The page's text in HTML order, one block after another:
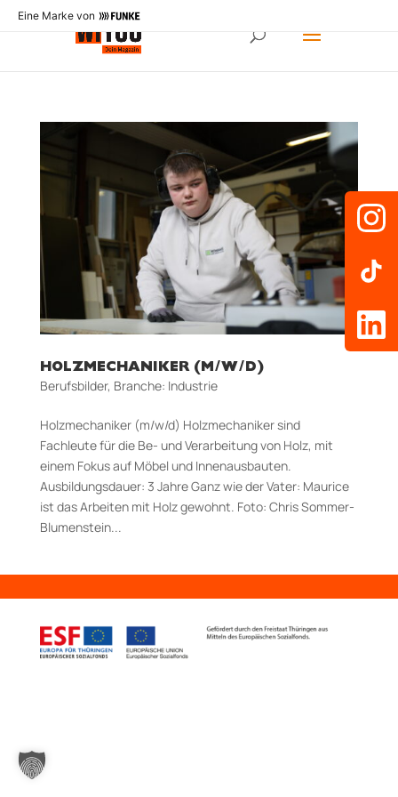
Eine Marke von
HOLZMECHANIKER (M/W/D)
Berufsbilder, Branche: Industrie
Holzmechaniker (m/w/d) Holzmechaniker sind
Fachleute für die Be- und Verarbeitung von Holz, mit
einem Fokus auf Möbel und Innenausbauten.
Ausbildungsdauer: 3 Jahre Ganz wie der Vater: Maurice
ist das Arbeiten mit Holz gewohnt. Foto: Chris Sommer-
Blumenstein...